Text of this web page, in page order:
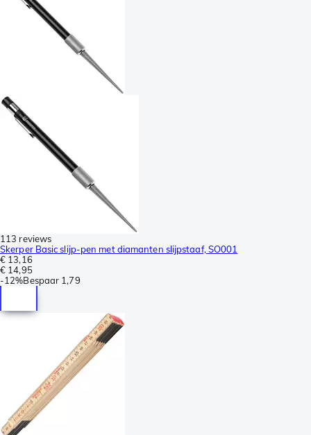
113 reviews
Skerper Basic slijp-pen met diamanten slijpstaaf, SO001
€ 13,16
€ 14,95
-12%Bespaar 1,79